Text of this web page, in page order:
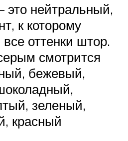
нейтральный,
к которому
оттенки штор.
смотрится
бежевый,
зеленый,
красный